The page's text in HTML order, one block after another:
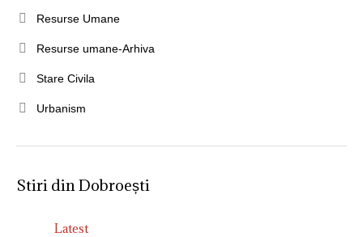
Resurse Umane
Resurse umane-Arhiva
Stare Civila
Urbanism
Stiri din Dobroești
Latest